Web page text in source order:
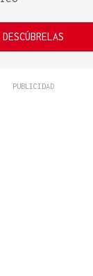
DESCÚBRELAS